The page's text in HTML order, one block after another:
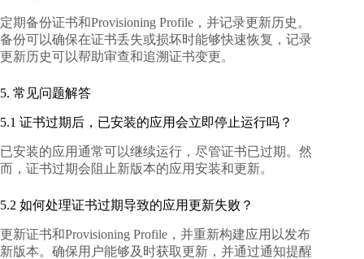
定期备份证书和Provisioning Profile，并记录更新历史。
备份可以确保在证书丢失或损坏时能够快速恢复，记录
更新历史可以帮助审查和追溯证书变更。
5. 常见问题解答
5.1 证书过期后，已安装的应用会立即停止运行吗？
已安装的应用通常可以继续运行，尽管证书已过期。然
而，证书过期会阻止新版本的应用安装和更新。
5.2 如何处理证书过期导致的应用更新失败？
更新证书和Provisioning Profile，并重新构建应用以发布
新版本。确保用户能够及时获取更新，并通过通知提醒